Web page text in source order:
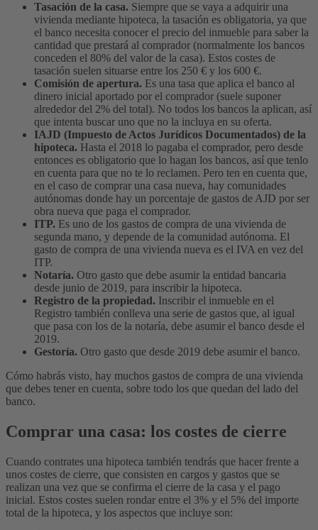
Tasación de la casa. Siempre que se vaya a adquirir una
vivienda mediante hipoteca, la tasación es obligatoria, ya que
el banco necesita conocer el precio del inmueble para saber la
cantidad que prestará al comprador (normalmente los bancos
conceden el 80% del valor de la casa). Estos costes de
tasación suelen situarse entre los 250 € y los 600 €.
Comisión de apertura. Es una tasa que aplica el banco al
dinero inicial aportado por el comprador (suele suponer
alrededor del 2% del total). No todos los bancos la aplican, así
que intenta buscar uno que no la incluya en su oferta.
IAJD (Impuesto de Actos Jurídicos Documentados) de la
hipoteca. Hasta el 2018 lo pagaba el comprador, pero desde
entonces es obligatorio que lo hagan los bancos, así que tenlo
en cuenta para que no te lo reclamen. Pero ten en cuenta que,
en el caso de comprar una casa nueva, hay comunidades
autónomas donde hay un porcentaje de gastos de AJD por ser
obra nueva que paga el comprador.
ITP. Es uno de los gastos de compra de una vivienda de
segunda mano, y depende de la comunidad autónoma. El
gasto de compra de una vivienda nueva es el IVA en vez del
ITP.
Notaría. Otro gasto que debe asumir la entidad bancaria
desde junio de 2019, para inscribir la hipoteca.
Registro de la propiedad. Inscribir el inmueble en el
Registro también conlleva una serie de gastos que, al igual
que pasa con los de la notaría, debe asumir el banco desde el
2019.
Gestoría. Otro gasto que desde 2019 debe asumir el banco.
Cómo habrás visto, hay muchos gastos de compra de una vivienda
que debes tener en cuenta, sobre todo los que quedan del lado del
banco.
Comprar una casa: los costes de cierre
Cuando contrates una hipoteca también tendrás que hacer frente a
unos costes de cierre, que consisten en cargos y gastos que se
realizan una vez que se confirma el cierre de la casa y el pago
inicial. Estos costes suelen rondar entre el 3% y el 5% del importe
total de la hipoteca, y los aspectos que incluye son: